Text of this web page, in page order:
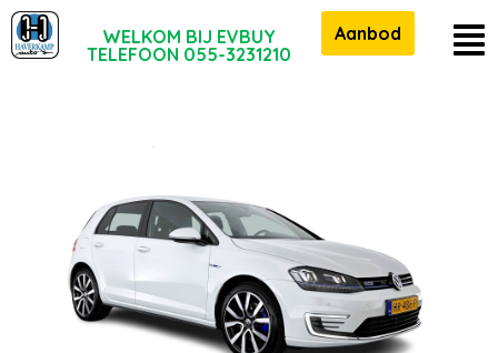
WELKOM BIJ EVBUY
TELEFOON 055-3231210
Aanbod